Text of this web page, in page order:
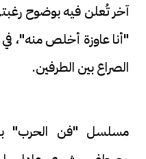
آخر تُعلن فيه بوضوح
"أنا عاوزة أخلص منه"،
الصراع بين الطرفين.
مسلسل "فن الحرب"